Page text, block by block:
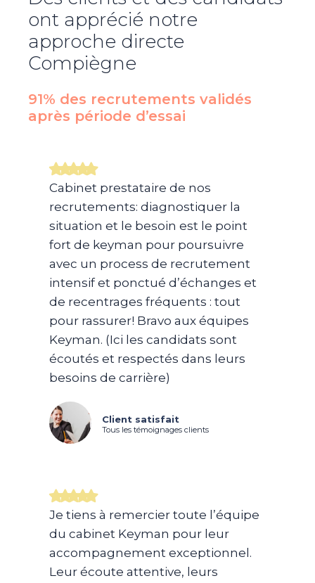
ont apprécié notre
approche directe
Compiègne
91% des recrutements validés
après période d’essai​
Cabinet prestataire de nos
recrutements: diagnostiquer la
situation et le besoin est le point
fort de keyman pour poursuivre
avec un process de recrutement
intensif et ponctué d’échanges et
de recentrages fréquents : tout
pour rassurer! Bravo aux équipes
Keyman. (Ici les candidats sont
écoutés et respectés dans leurs
besoins de carrière)
Client satisfait
Tous les témoignages clients
Je tiens à remercier toute l’équipe
du cabinet Keyman pour leur
accompagnement exceptionnel.
Leur écoute attentive, leurs